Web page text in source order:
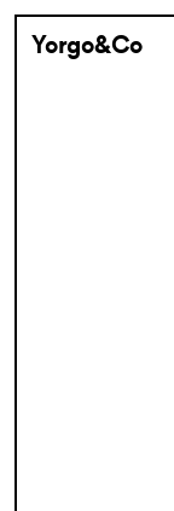
Yorgo&Co